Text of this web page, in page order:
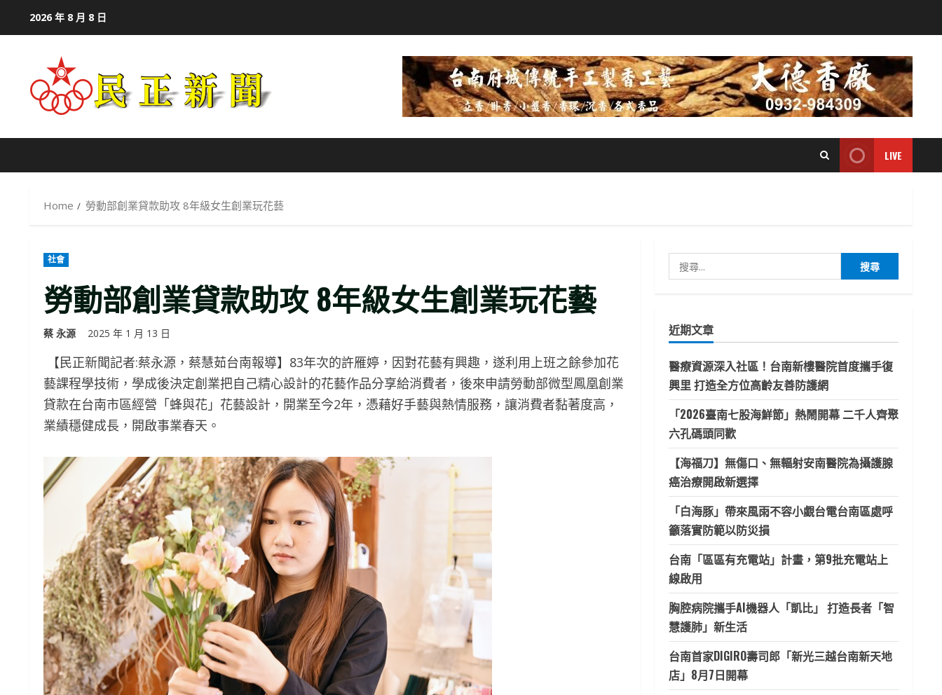
2026 年 8 月 8 日
LIVE
Home 勞動部創業貸款助攻 8年級女生創業玩花藝
社會
勞動部創業貸款助攻 8年級女生創業玩花藝
蔡 永源 2025 年 1 月 13 日
【民正新聞記者:蔡永源，蔡慧茹台南報導】83年次的許雁婷，因對花藝有興趣，遂利用上班之餘參加花
藝課程學技術，學成後決定創業把自己精心設計的花藝作品分享給消費者，後來申請勞動部微型鳳凰創業
貸款在台南市區經營「蜂與花」花藝設計，開業至今2年，憑藉好手藝與熱情服務，讓消費者黏著度高，
業績穩健成長，開啟事業春天。
尋
字:
近期文章
醫療資源深入社區！台南新樓醫院首度攜手復
興里 打造全方位高齡友善防護網
「2026臺南七股海鮮節」熱鬧開幕 二千人齊聚
六孔碼頭同歡
【海福刀】無傷口、無輻射安南醫院為攝護腺
癌治療開啟新選擇
「白海豚」帶來風雨不容小覷台電台南區處呼
籲落實防範以防災損
台南「區區有充電站」計畫，第9批充電站上
線啟用
胸腔病院攜手AI機器人「凱比」 打造長者「智
慧護肺」新生活
台南首家DIGIRO壽司郎「新光三越台南新天地
店」8月7日開幕